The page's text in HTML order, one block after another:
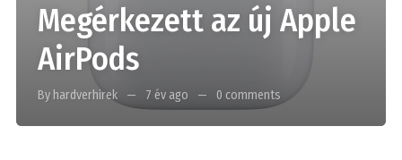
Megérkezett az új Apple
AirPods
By hardverhirek 7 év ago 0 comments